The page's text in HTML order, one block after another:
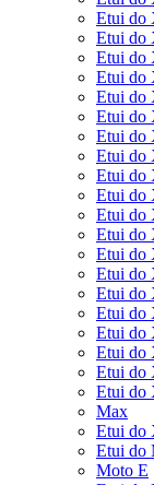
Etui do
Etui do
Etui do
Etui do
Etui do
Etui do
Etui do
Etui do
Etui do
Etui do
Etui do
Etui do
Etui do
Etui do
Etui do
Etui do
Etui do
Etui do
Etui do
Etui do
Max
Etui do
Etui do
Moto E